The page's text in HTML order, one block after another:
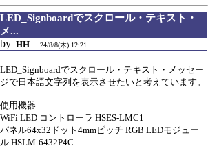
LED_Signboardでスクロール・テキスト・
メ...
by HH 24/8/8(木) 12:21
LED_Signboardでスクロール・テキスト・メッセー
ジで日本語文字列を表示させたいと考えています。
使用機器
WiFi LED コントローラ HSES-LMC1
パネル64x32ドット4mmピッチ RGB LEDモジュー
ル HSLM-6432P4C